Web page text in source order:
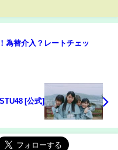
為替介入？レートチェッ
[公式]